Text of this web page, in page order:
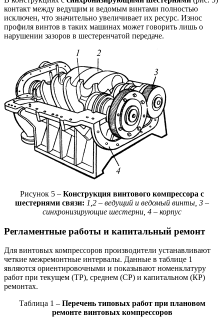
контакт между ведущим и ведомым винтами полностью
исключен, что значительно увеличивает их ресурс. Износ
профиля винтов в таких машинах может говорить лишь о
нарушении зазоров в шестеренчатой передаче.
Рисунок 5 – Конструкция винтового компрессора с
шестернями связи: 1,2 – ведущий и ведомый винты, 3 –
синхронизирующие шестерни, 4 – корпус
Регламентные работы и капитальный ремонт
Для винтовых компрессоров производители устанавливают
четкие межремонтные интервалы. Данные в таблице 1
являются ориентировочными и показывают номенклатуру
работ при текущем (ТР), среднем (СР) и капитальном (КР)
ремонтах.
Таблица 1 – Перечень типовых работ при плановом
ремонте винтовых компрессоров